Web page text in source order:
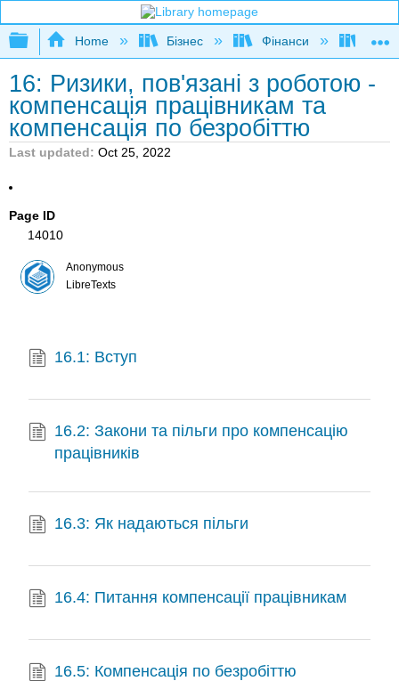
Expand/collapse global hierarchy
Home Бізнес Фінанси
16: Ризики, пов'язані з роботою -
компенсація працівникам та
компенсація по безробіттю
Last updated Oct 25, 2022
Page ID
14010
Anonymous
LibreTexts
16.1: Вступ
16.2: Закони та пільги про компенсацію
працівників
16.3: Як надаються пільги
16.4: Питання компенсації працівникам
16.5: Компенсація по безробіттю